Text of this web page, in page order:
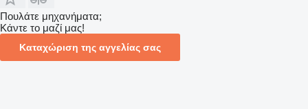
Πουλάτε μηχανήματα;
Κάντε το μαζί μας!
Καταχώριση της αγγελίας σας